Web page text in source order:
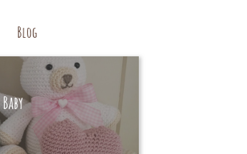
Blog
Baby